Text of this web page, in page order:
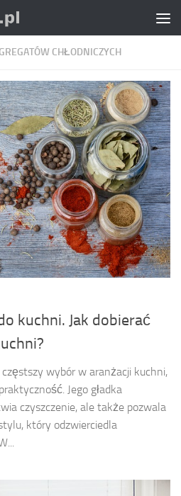
CHŁODNICZYCH
kuchni. Jak dobierać
częstszy wybór w aranżacji kuchni,
Jego gładka
czyszczenie, ale także pozwala
który odzwierciedla